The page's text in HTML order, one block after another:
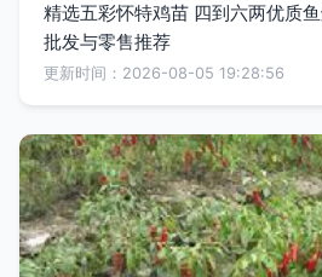
精选五彩怀特鸡苗 四到六两优质
批发与零售推荐
更新时间：2026-08-05 19:28:56